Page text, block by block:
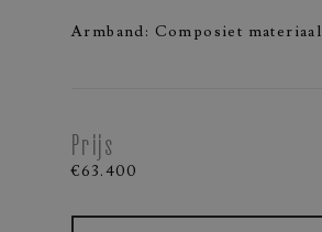
Armband: Composiet materiaal
Prijs
€63.400